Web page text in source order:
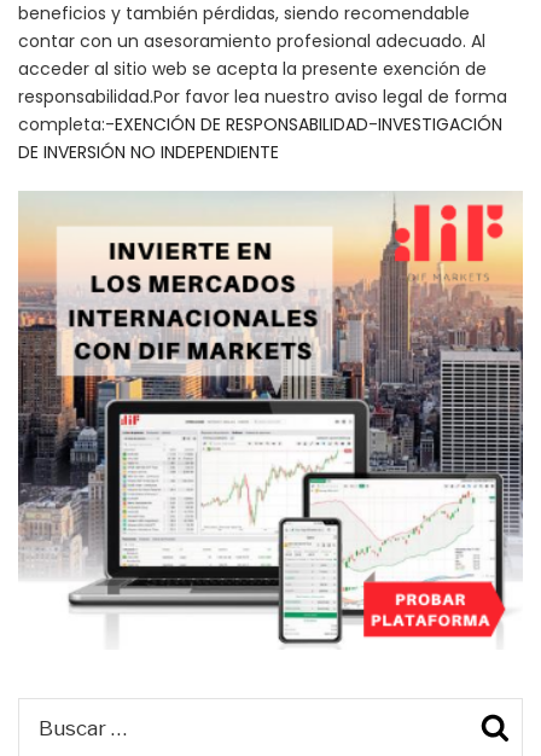
beneficios y también pérdidas, siendo recomendable
contar con un asesoramiento profesional adecuado. Al
acceder al sitio web se acepta la presente exención de
responsabilidad.Por favor lea nuestro aviso legal de forma
completa:-EXENCIÓN DE RESPONSABILIDAD-INVESTIGACIÓN
DE INVERSIÓN NO INDEPENDIENTE
por: